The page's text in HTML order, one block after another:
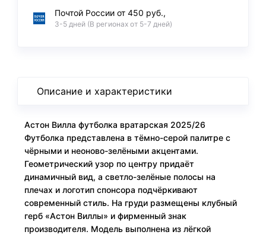
Почтой России от 450 руб.,
3-5 дней (В регионах от 5-7 дней)
Описание и характеристики
Астон Вилла футболка вратарская 2025/26
Футболка представлена в тёмно-серой палитре с
чёрными и неоново-зелёными акцентами.
Геометрический узор по центру придаёт
динамичный вид, а светло-зелёные полосы на
плечах и логотип спонсора подчёркивают
современный стиль. На груди размещены клубный
герб «Астон Виллы» и фирменный знак
производителя. Модель выполнена из лёгкой